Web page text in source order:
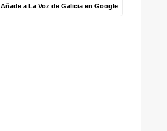
Añade a La Voz de Galicia en Google